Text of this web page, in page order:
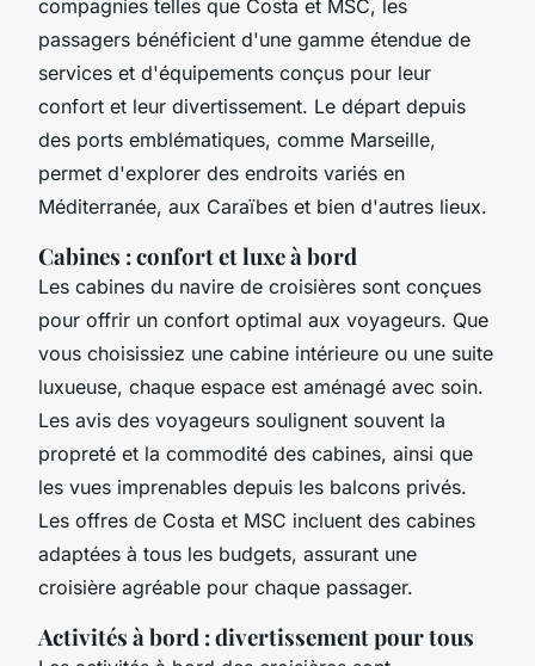
compagnies telles que Costa et MSC, les
passagers bénéficient d'une gamme étendue de
services et d'équipements conçus pour leur
confort et leur divertissement. Le départ depuis
des ports emblématiques, comme Marseille,
permet d'explorer des endroits variés en
Méditerranée, aux Caraïbes et bien d'autres lieux.
Cabines : confort et luxe à bord
Les cabines du navire de croisières sont conçues
pour offrir un confort optimal aux voyageurs. Que
vous choisissiez une cabine intérieure ou une suite
luxueuse, chaque espace est aménagé avec soin.
Les avis des voyageurs soulignent souvent la
propreté et la commodité des cabines, ainsi que
les vues imprenables depuis les balcons privés.
Les offres de Costa et MSC incluent des cabines
adaptées à tous les budgets, assurant une
croisière agréable pour chaque passager.
Activités à bord : divertissement pour tous